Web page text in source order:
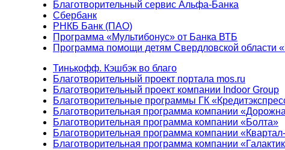
Благотворительный сервис Альфа-Банка
Сбербанк
РНКБ Банк (ПАО)
Программа «Мультибонус» от Банка ВТБ
Программа помощи детям Свердловской области
Тинькофф. Кэшбэк во благо
Благотворительный проект портала mos.ru
Благотворительный проект компании Indoor Group
Благотворительные программы ГК
Благотворительная программа компании
Благотворительная программа компании «Болта»
Благотворительная программа компании
Благотворительная программа компании